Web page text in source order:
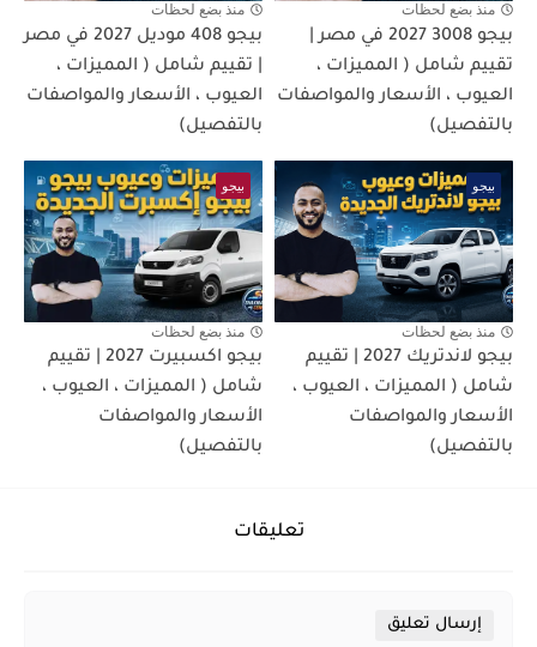
منذ بضع لحظات
بيجو 3008 2027 في مصر |
تقييم شامل ( المميزات ،
العيوب ، الأسعار والمواصفات
بالتفصيل)
منذ بضع لحظات
بيجو 408 موديل 2027 في مصر
| تقييم شامل ( المميزات ،
العيوب ، الأسعار والمواصفات
بالتفصيل)
بيجو
منذ بضع لحظات
بيجو لاندتريك 2027 | تقييم
شامل ( المميزات ، العيوب ،
الأسعار والمواصفات
بالتفصيل)
بيجو
منذ بضع لحظات
بيجو اكسبيرت 2027 | تقييم
شامل ( المميزات ، العيوب ،
الأسعار والمواصفات
بالتفصيل)
تعليقات
إرسال تعليق